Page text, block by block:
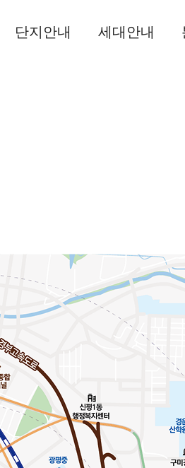
단지안내 세대안내